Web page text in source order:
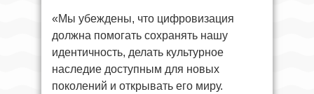
«Мы убеждены, что цифровизация
должна помогать сохранять нашу
идентичность, делать культурное
наследие доступным для новых
поколений и открывать его миру.